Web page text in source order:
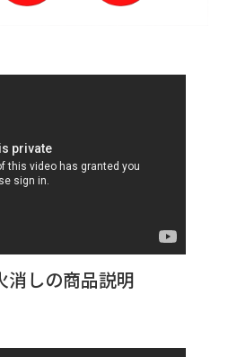
消しの商品説明